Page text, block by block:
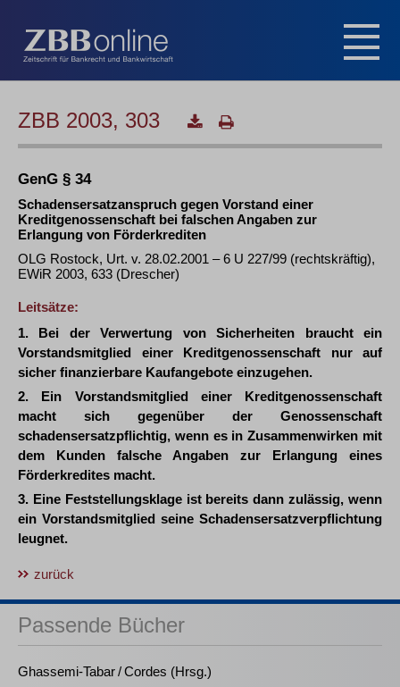
ZBB 2003, 303
GenG § 34
Schadensersatzanspruch gegen Vorstand einer
Kreditgenossenschaft bei falschen Angaben zur
Erlangung von Förderkrediten
OLG Rostock, Urt. v. 28.02.2001 – 6 U 227/99 (rechtskräftig),
EWiR 2003, 633 (Drescher)
Leitsätze:
1. Bei der Verwertung von Sicherheiten braucht ein
Vorstandsmitglied einer Kreditgenossenschaft nur auf
sicher finanzierbare Kaufangebote einzugehen.
2. Ein Vorstandsmitglied einer Kreditgenossenschaft
macht sich gegenüber der Genossenschaft
schadensersatzpflichtig, wenn es in Zusammenwirken mit
dem Kunden falsche Angaben zur Erlangung eines
Förderkredites macht.
3. Eine Feststellungsklage ist bereits dann zulässig, wenn
ein Vorstandsmitglied seine Schadensersatzverpflichtung
leugnet.
zurück
Passende Bücher
Ghassemi-Tabar / Cordes (Hrsg.)